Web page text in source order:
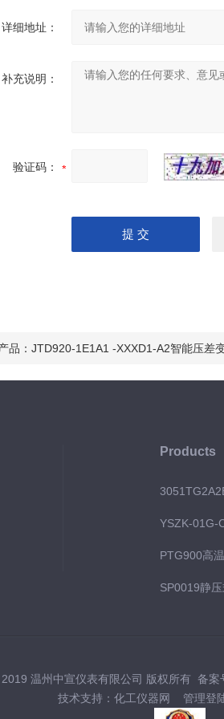
详细地址：
补充说明：
验证码：
品： JTD920-1E1A1 -XXXD1-A2智能压差
Products
YSZK-01G-
PTG900高
SP0019静
温州中宣仪表有限公司 版权所有 备案
技术支持： 化工仪器网 管理登